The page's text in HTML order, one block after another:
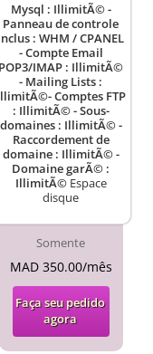
Mysql : IllimitÃ© -
Panneau de controle
: WHM / CPANEL
- Compte Email
POP3/IMAP : IllimitÃ©
- Mailing Lists :
Comptes FTP
: IllimitÃ© - Sous-
domaines : IllimitÃ© -
Raccordement de
domaine : IllimitÃ© -
Domaine garÃ© :
IllimitÃ©Espace
disque
Somente
MAD 350.00/mês
Faça seu pedido
agora